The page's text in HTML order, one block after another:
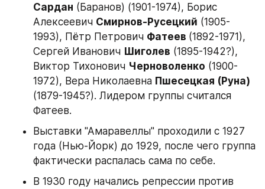
Сардан (Баранов) (1901-1974), Борис
Алексеевич Смирнов-Русецкий (1905-
1993), Пётр Петрович Фатеев (1892-1971),
Сергей Иванович Шиголев (1895-1942?),
Виктор Тихонович Черноволенко (1900-
1972), Вера Николаевна Пшесецкая (Руна)
(1879-1945?). Лидером группы считался
Фатеев.
Выставки "Амаравеллы" проходили с 1927
года (Нью-Йорк) до 1929, после чего группа
фактически распалась сама по себе.
В 1930 году начались репрессии против